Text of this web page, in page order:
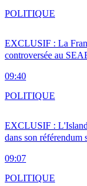
EXCLUSIF : La
controversée au
09:40
POLITIQUE
EXCLUSIF :
dans son référendum
09:07
POLITIQUE
POLITIQUE